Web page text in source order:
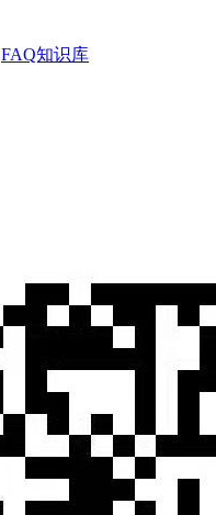
FAQ知识库